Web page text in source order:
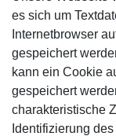
es sich um
Internetbrowser
gespeichert
kann ein Cookie
gespeichert
charakteristische
Identifizierung